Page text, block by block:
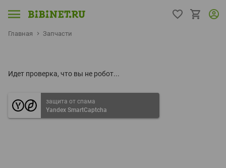
Главная Запчасти
Идет проверка, что вы не робот...
защита от спама
Yandex SmartCaptcha